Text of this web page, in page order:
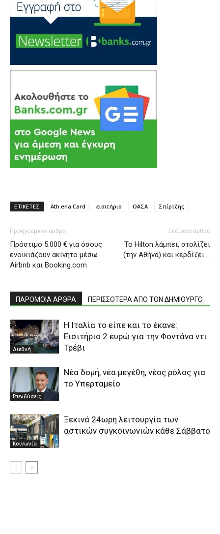
ΕΤΙΚΕΤΕΣ Ath.ena Card εισιτήριο ΟΑΣΑ Σπίρτζης
Προηγούμενο άρθρο
Πρόστιμο 5.000 € για όσους
ενοικιάζουν ακίνητο μέσω
Airbnb και Booking.com
Επόμενο άρθρο
To Hilton λάμπει, στολίζει
(την Αθήνα) και κερδίζει….
ΠΑΡΟΜΟΙΑ ΑΡΘΡΑ ΠΕΡΙΣΣΟΤΕΡΑ ΑΠΟ ΤΟΝ ΔΗΜΙΟΥΡΓΟ
Διεθνή
H Iταλία το είπε και το έκανε:
Eισιτήριο 2 ευρώ για την Φοντάνα ντι
Τρέβι
Επενδύσεις
Νέα δομή, νέα μεγέθη, νέος ρόλος για
το Υπερταμείο
Κοινωνία
Ξεκινά 24ωρη λειτουργία των
αστικών συγκοινωνιών κάθε Σάββατο